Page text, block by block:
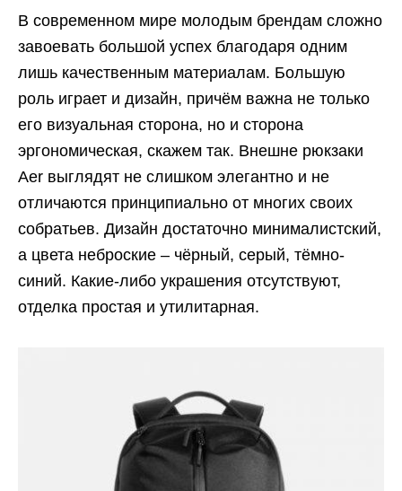
В современном мире молодым брендам сложно
завоевать большой успех благодаря одним
лишь качественным материалам. Большую
роль играет и дизайн, причём важна не только
его визуальная сторона, но и сторона
эргономическая, скажем так. Внешне рюкзаки
Aer выглядят не слишком элегантно и не
отличаются принципиально от многих своих
собратьев. Дизайн достаточно минималистский,
а цвета неброские – чёрный, серый, тёмно-
синий. Какие-либо украшения отсутствуют,
отделка простая и утилитарная.